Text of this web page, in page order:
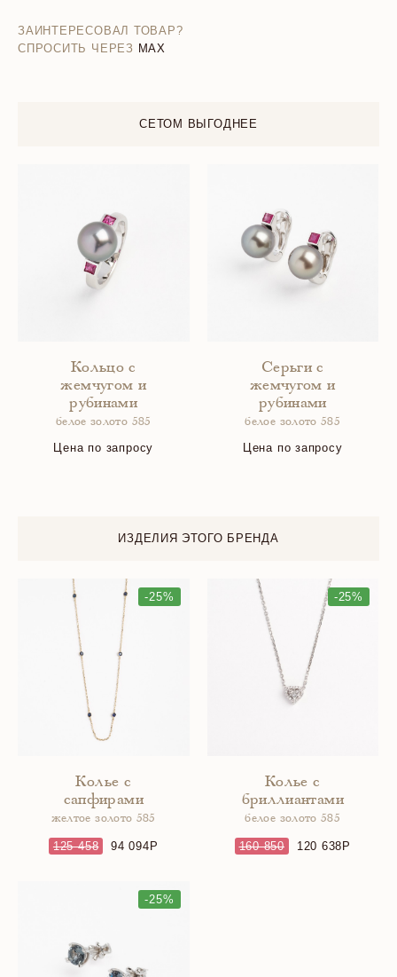
ЗАИНТЕРЕСОВАЛ ТОВАР?
СПРОСИТЬ ЧЕРЕЗ MAX
СЕТОМ ВЫГОДНЕЕ
Кольцо с
жемчугом и
рубинами
белое золото 585
Цена по запросу
Серьги с
жемчугом и
рубинами
белое золото 585
Цена по запросу
ИЗДЕЛИЯ ЭТОГО БРЕНДА
-25%
Колье с
сапфирами
желтое золото 585
125 458 94 094
-25%
Колье с
бриллиантами
белое золото 585
160 850 120 638
-25%